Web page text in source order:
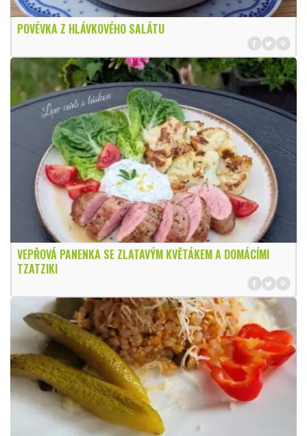
POVÉVKA Z HLÁVKOVÉHO SALÁTU
VEPŘOVÁ PANENKA SE ZLATAVÝM KVĚTÁKEM A DOMÁCÍMI
TZATZIKI